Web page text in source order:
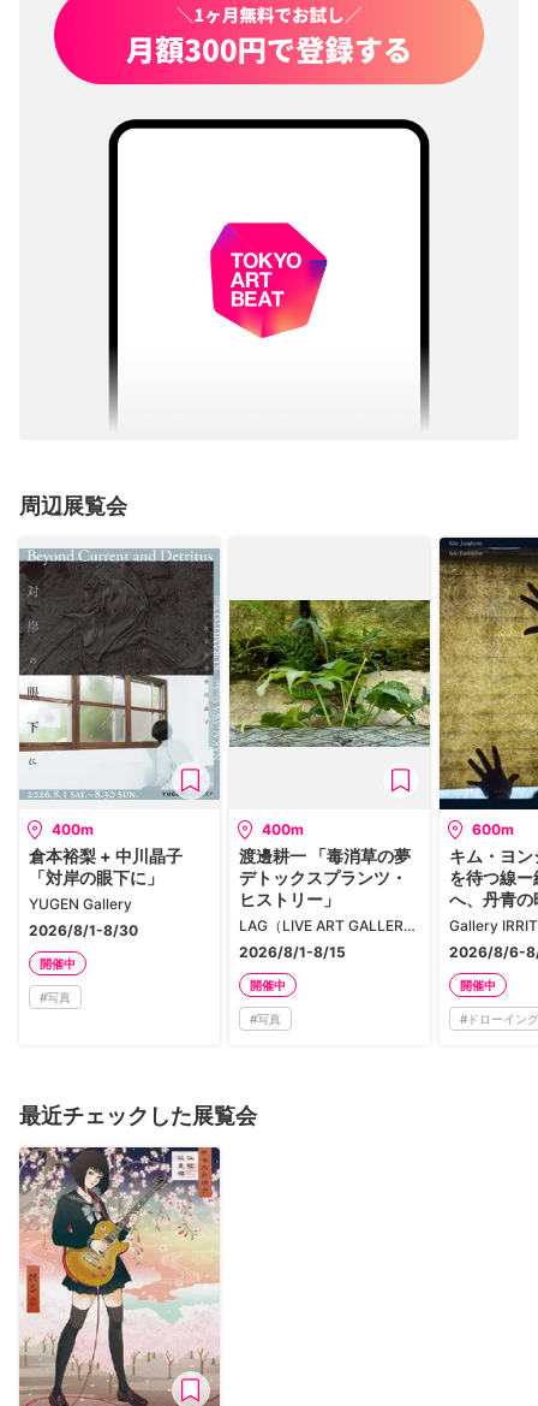
周辺展覧会
400m
倉本裕梨 + 中川晶子
「対岸の眼下に」
YUGEN Gallery
2026/8/1-8/30
開催中
#写真
400m
渡邊耕一 「毒消草の夢
デトックスプランツ・
ヒストリー」
LAG（LIVE ART GALLERY）
2026/8/1-8/15
開催中
#写真
600m
キム・ヨ
を待つ線
へ、丹青の
2026/8/6-
開催中
# ドローイング
最近チェックした展覧会